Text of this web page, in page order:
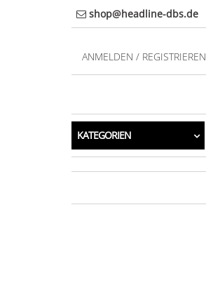
shop@headline-dbs.de
ANMELDEN / REGISTRIEREN
KATEGORIEN